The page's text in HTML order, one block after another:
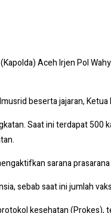
Aceh Irjen Pol
beserta jajaran,
Saat ini terdapat
sarana
sebab saat ini jumlah
kesehatan